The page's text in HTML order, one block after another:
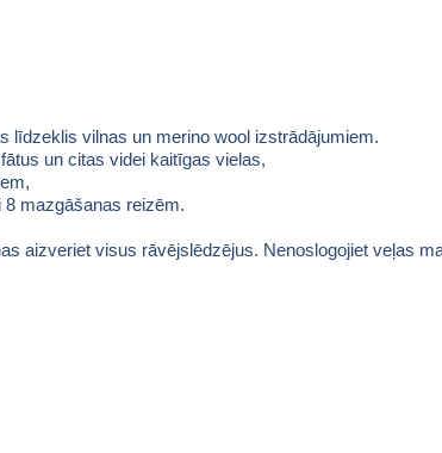
līdzeklis vilnas un merino wool izstrādājumiem.
un citas videi kaitīgas vielas,
mazgāšanas reizēm.
aizveriet visus rāvējslēdzējus. Nenoslogojiet veļas